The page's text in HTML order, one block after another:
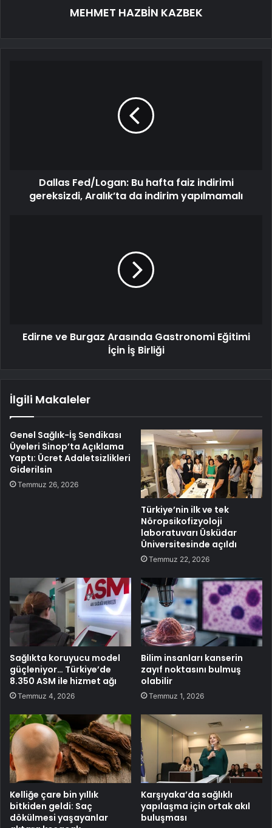
MEHMET HAZBİN KAZBEK
Dallas Fed/Logan: Bu hafta faiz indirimi
gereksizdi, Aralık’ta da indirim yapılmamalı
Edirne ve Burgaz Arasında Gastronomi Eğitimi
İçin İş Birliği
İlgili Makaleler
Genel Sağlık-İş Sendikası
Üyeleri Sinop’ta Açıklama
Yaptı: Ücret Adaletsizlikleri
Giderilsin
Temmuz 26, 2026
Türkiye’nin ilk ve tek
Nöropsikofizyoloji
laboratuvarı Üsküdar
Üniversitesinde açıldı
Temmuz 22, 2026
Sağlıkta koruyucu model
güçleniyor… Türkiye’de
8.350 ASM ile hizmet ağı
Temmuz 4, 2026
Bilim insanları kanserin
zayıf noktasını bulmuş
olabilir
Temmuz 1, 2026
Kelliğe çare bin yıllık
bitkiden geldi: Saç
dökülmesi yaşayanlar
Karşıyaka’da sağlıklı
yapılaşma için ortak akıl
buluşması